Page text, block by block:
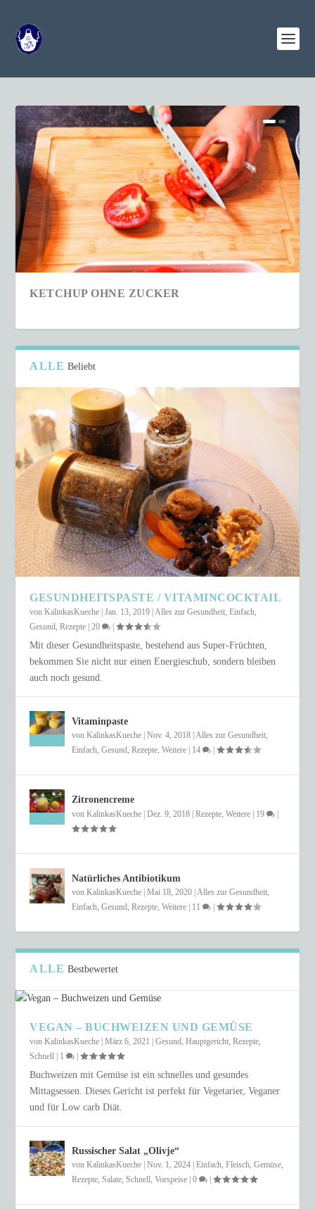
KETCHUP OHNE ZUCKER
SCHNELLER COUSCOUS-SALAT IN NUR 15
MINUTEN
ALLE Beliebt
GESUNDHEITSPASTE / VITAMINCOCKTAIL
vonKalinkasKueche |Jan. 13, 2019 |Alles zur Gesundheit,Einfach,
Gesund,Rezepte |20 |
Mit dieser Gesundheitspaste, bestehend aus Super-Früchten,
bekommen Sie nicht nur einen Energieschub, sondern bleiben
auch noch gesund.
Vitaminpaste
vonKalinkasKueche |Nov. 4, 2018 |Alles zur Gesundheit,
Einfach,Gesund,Rezepte,Weitere 14 |
Zitronencreme
vonKalinkasKueche |Dez. 9, 2018 |Rezepte,Weitere 19
Natürliches Antibiotikum
vonKalinkasKueche |Mai 18, 2020 |Alles zur Gesundheit,
Einfach,Gesund,Rezepte,Weitere 11 |
ALLE Bestbewertet
VEGAN – BUCHWEIZEN UND GEMÜSE
vonKalinkasKueche |März 6, 2021 |Gesund,Hauptgericht,Rezepte,
Schnell
1 |
Buchweizen mit Gemüse ist ein schnelles und gesundes
Mittagsessen. Dieses Gericht ist perfekt für Vegetarier, Veganer
und für Low carb Diät.
Russischer Salat „Olivje“
vonKalinkasKueche |Nov. 1, 2024 |Einfach,Fleisch,Gemüse,
Rezepte,Salate,Schnell,Vorspeise |0 |